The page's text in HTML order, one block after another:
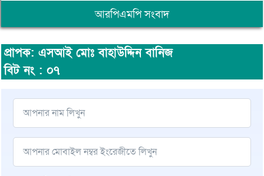
আরপিএমপি সংবাদ
প্রাপক: এসআই মোঃ বাহাউদ্দিন বানিজ
বিট নং : ০৭